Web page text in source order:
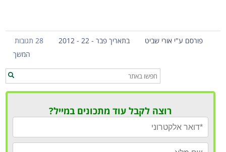
פורסם ע"י אורי שביט בתאריך פבר - 22 - 2012
28 תגובות
המשך
רוצה לקבל עוד מתכונים במייל?